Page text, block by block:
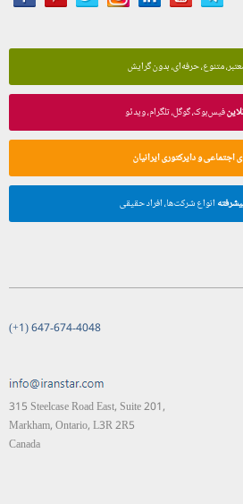
متنوع، حرفه‌ای، بدون گرایش
فیس‌بوک، گوگل، تلگرام، ویدئو
اجتماعی و دایرکتوری ایرانیان
انواع شرکت‌ها، افراد حقیقی
(+1) 647-674-4048
315 Steelcase Road East, Suite 201,
Markham, Ontario, L3R 2R5
Canada